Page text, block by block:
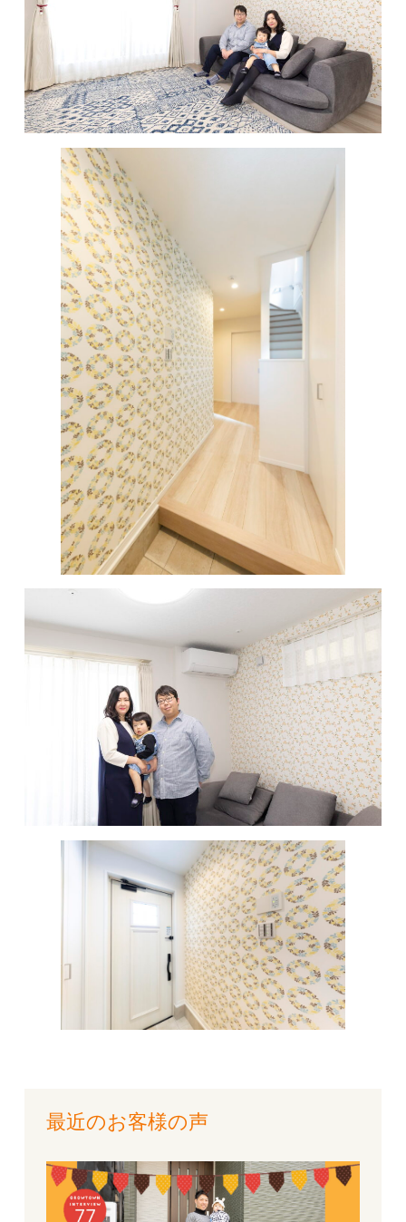
最近のお客様の声